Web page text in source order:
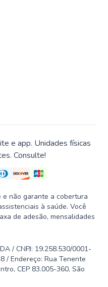
e app. Unidades físicas
Consulte!
não garante a cobertura
à saúde. Você
de adesão, mensalidades
/ CNPJ: 19.258.530/0001-
/ Endereço: Rua Tenente
CEP 83.005-360, São